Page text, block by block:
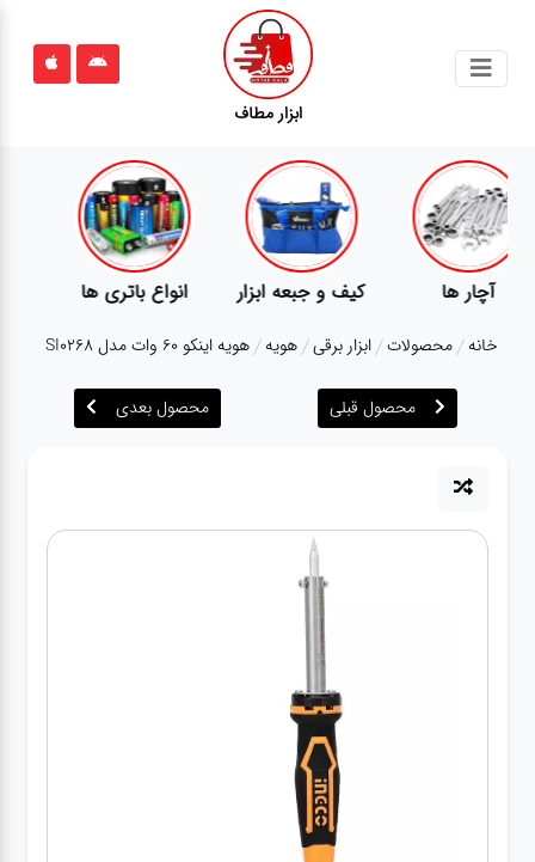
ابزار مطاف
محصولات
قوانین
سایت
ارتباط
باما
درباره
محصولات
تجهیزات کمپ گجت
خانه محصولات ابزار برقی هویه هویه اینکو 60 وات مدل SI0268
محصول قبلی محصول بعدی